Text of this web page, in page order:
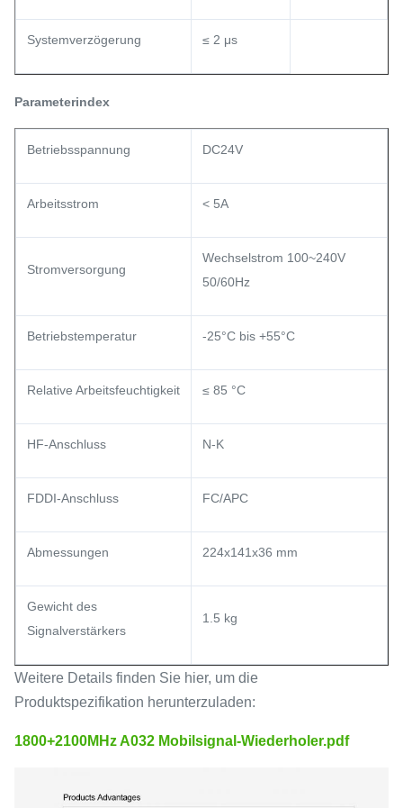
Systemverzögerung ≤ 2 μs
Parameterindex
Betriebsspannung DC24V
Arbeitsstrom < 5A
Stromversorgung
Wechselstrom 100~240V
50/60Hz
Betriebstemperatur -25°C bis +55°C
Relative Arbeitsfeuchtigkeit ≤ 85 °C
HF-Anschluss N-K
FDDI-Anschluss FC/APC
Abmessungen 224x141x36 mm
Gewicht des
Signalverstärkers
1.5 kg
Weitere Details finden Sie hier, um die
Produktspezifikation herunterzuladen:
1800+2100MHz A032 Mobilsignal-Wiederholer.pdf